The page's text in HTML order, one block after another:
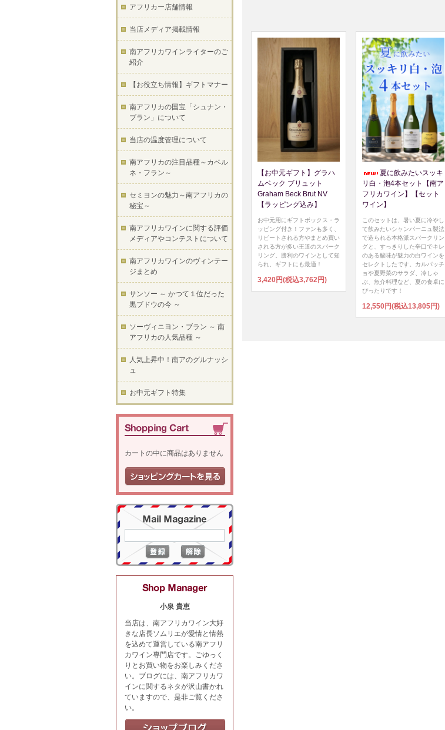
【お中元ギフト】グラハ
ムベック ブリュット
Graham Beck Brut NV
【ラッピング込み】
お中元用にギフトボックス・ラ
ッピング付き！ファンも多く、
リピートされる方やまとめ買い
される方が多い王道のスパーク
リング。勝利のワインとして知
られ、ギフトにも最適！
3,420円(税込3,762円)
夏に飲みたいスッキ
リ白・泡4本セット【南ア
フリカワイン】【セット
ワイン】
このセットは、暑い夏に冷やし
て飲みたいシャンパーニュ製法
で造られる本格派スパークリン
グと、すっきりした辛口でキレ
のある酸味が魅力の白ワインを
セレクトしたです。カルパッチ
ョや夏野菜のサラダ、冷しゃ
ぶ、魚介料理など、夏の食卓に
ぴったりです！
12,550円(税込13,805円)
アフリカー店舗情報
当店メディア掲載情報
南アフリカワインライターのご
紹介
【お役立ち情報】ギフトマナー
南アフリカの国宝「シュナン・
ブラン」について
当店の温度管理について
南アフリカの注目品種～カベル
ネ・フラン～
セミヨンの魅力～南アフリカの
秘宝～
南アフリカワインに関する評価
メディアやコンテストについて
南アフリカワインのヴィンテー
ジまとめ
サンソー ～ かつて１位だった
黒ブドウの今 ～
ソーヴィニヨン・ブラン ～ 南
アフリカの人気品種 ～
人気上昇中！南アのグルナッシ
ュ
お中元ギフト特集
カートの中に商品はありません
小泉 貴恵
当店は、南アフリカワイン大好
きな店長ソムリエが愛情と情熱
を込めて運営している南アフリ
カワイン専門店です。ごゆっく
りとお買い物をお楽しみくださ
い。ブログには、南アフリカワ
インに関するネタが沢山書かれ
ていますので、是非ご覧くださ
い。